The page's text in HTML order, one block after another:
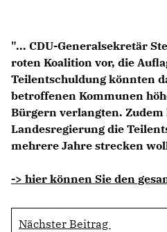
Kleine
CDU
CDU Fraktion im
CDU
CDU
"... CDU-Generalsekretär
roten Koalition vor, die
Teilentschuldung könnten
betroffenen Kommunen
Bürgern verlangten.
Landesregierung die
mehrere Jahre strecken
-> hier können Sie den
Nächster Beitrag